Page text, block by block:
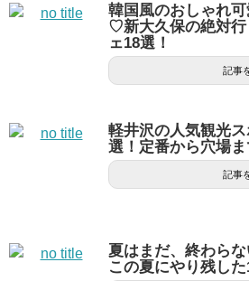
韓国風のおしゃれ
♡新大久保の絶対行
ェ18選！
記事
軽井沢の人気観光
選！定番から穴場ま
記事
夏はまだ、終わら
この夏にやり残した